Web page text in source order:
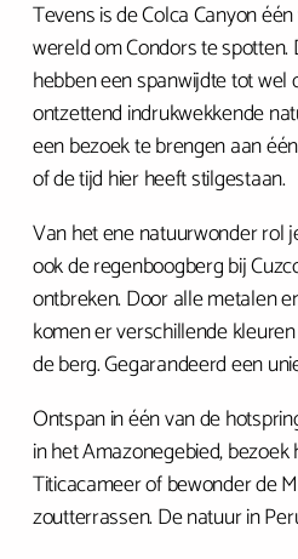
Tevens is de Colca Canyon
wereld om Condors te
hebben een spanwijdte tot wel
ontzettend indrukwekkende
een bezoek te brengen aan
of de tijd hier heeft stilgestaan.
Van het ene natuurwonder rol
ook de regenboogberg bij
ontbreken. Door alle metalen
komen er verschillende
de berg. Gegarandeerd een
Ontspan in één van de
in het Amazonegebied,
Titicacameer of bewonder de
zoutterrassen. De natuur in